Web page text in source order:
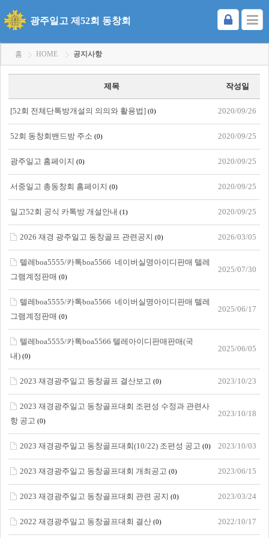
광주일고 제52회 동창회
홈 HOME 공지사항
제목 작성일
[52회 전체단톡방개설의 의의와 활용법](0) 2020/09/26
52회 동창회밴드방 주소(0) 2020/09/25
광주일고 홈페이지(0) 2020/09/25
서중일고 총동창회 홈페이지(0) 2020/09/25
일고52회 공식 카톡방 개설안내(1) 2020/09/25
2026 재경 광주일고 동창골프 관련공지(0) 2026/03/05
텔레boa5555/카톡boa5566 네이버실명아이디판매 텔레
그램계정판매(0)
2025/07/30
텔레boa5555/카톡boa5566 네이버실명아이디판매 텔레
그램계정판매(0)
2025/06/17
텔레boa5555/카톡boa5566 텔레아이디판매판매(국
내)(0)
2025/06/05
2023 재경광주일고 동창골프 결산보고(0) 2023/10/23
2023 재경광주일고 동창골프대회 조편성 수정과 관련사
항 공고(0)
2023/10/18
2023 재경광주일고 동창골프대회(10/22) 조편성 공고(0) 2023/10/03
2023 재경광주일고 동창골프대회 개최공고(0) 2023/06/15
2023 재경광주일고 동창골프대회 관련 공지(0) 2023/03/24
2022 재경광주일고 동창골프대회 결산(0) 2022/10/17